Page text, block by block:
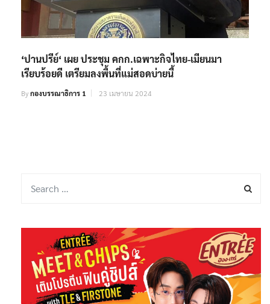
‘ปานปรีย์‘ เผย ประชุม คกก.เฉพาะกิจไทย-เมียนมา
เรียบร้อยดี เตรียมลงพื้นที่แม่สอดบ่ายนี้
Byกองบรรณาธิการ 1 23 เมษายน 2024